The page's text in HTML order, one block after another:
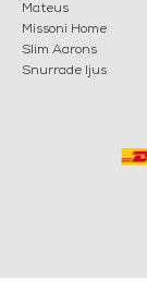
Mateus
Missoni Home
Slim Aarons
Snurrade ljus